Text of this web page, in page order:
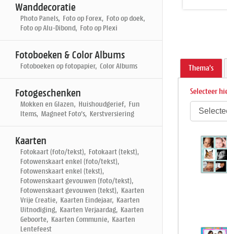
Wanddecoratie
Photo Panels, Foto op Forex, Foto op doek,
Foto op Alu-Dibond, Foto op Plexi
Fotoboeken & Color Albums
Fotoboeken op fotopapier, Color Albums
Fotogeschenken
Mokken en Glazen, Huishoudgerief, Fun
Items, Magneet Foto's, Kerstversiering
Kaarten
Fotokaart (foto/tekst), Fotokaart (tekst),
Fotowenskaart enkel (foto/tekst),
Fotowenskaart enkel (tekst),
Fotowenskaart gevouwen (foto/tekst),
Fotowenskaart gevouwen (tekst), Kaarten
Vrije Creatie, Kaarten Eindejaar, Kaarten
Uitnodiging, Kaarten Verjaardag, Kaarten
Geboorte, Kaarten Communie, Kaarten
Lentefeest
Thema's
Selecteer